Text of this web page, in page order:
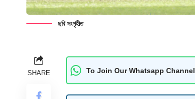
ছবি সংগৃহীত
SHARE To Join Our Whatsapp Channel